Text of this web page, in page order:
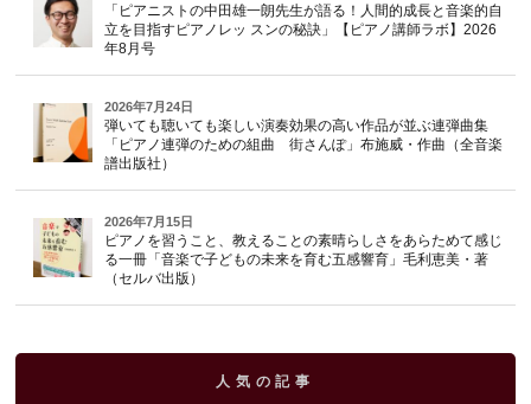
「ピアニストの中田雄一朗先生が語る！人間的成長と音楽的自
立を目指すピアノレッ スンの秘訣」【ピアノ講師ラボ】2026
年8月号
2026年7月24日
弾いても聴いても楽しい演奏効果の高い作品が並ぶ連弾曲集
「ピアノ連弾のための組曲 街さんぽ」布施威・作曲（全音楽
譜出版社）
2026年7月15日
ピアノを習うこと、教えることの素晴らしさをあらためて感じ
る一冊「音楽で子どもの未来を育む五感響育」毛利恵美・著
（セルバ出版）
人気の記事